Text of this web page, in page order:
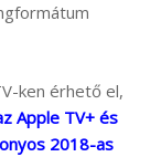
ken érhető el,
Apple TV+ és
2018-as